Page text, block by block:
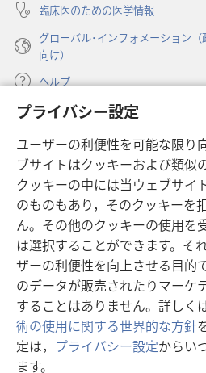
プライバシー設定
ユーザーの利便性を可能な限り
ブサイトはクッキーおよび類似
クッキーの中には当ウェブサイ
のものもあり，そのクッキーを
ん。その他のクッキーの使用を
は選択することができます。そ
ザーの利便性を向上させる目的
のデータが販売されたりマーケ
することはありません。詳しくは
術の使用に関する世界的な方針
定は， プライバシー設定からい
ます。
臨床医のための医学情報
グローバル･インフォメーション
向け）
ヘルプ
寄付
し
い
タ
ブ
で
開
く）
ものみの塔 オンライン・ライブ
（新
し
い
タ
ブ
で
開
く）
JW Hub ®
（新
し
い
タ
ブ
で
開
く）
JW Library ®
Watchtower Library®
Copyright